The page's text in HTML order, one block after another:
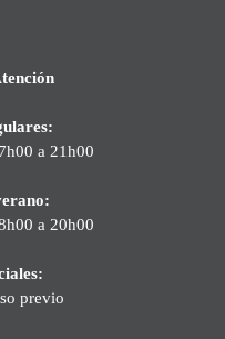
a 21h00
a 20h00
previo